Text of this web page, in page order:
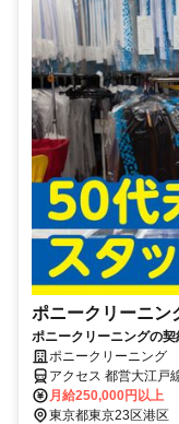
ポニークリーニン
ポニークリーニングの
の方も活躍できる環境で
ポニークリーニング
アクセス 都営大江戸
大門（東京都）B3口
浜松町駅北口より徒
月給250,000円以上
東京都東京23区港区